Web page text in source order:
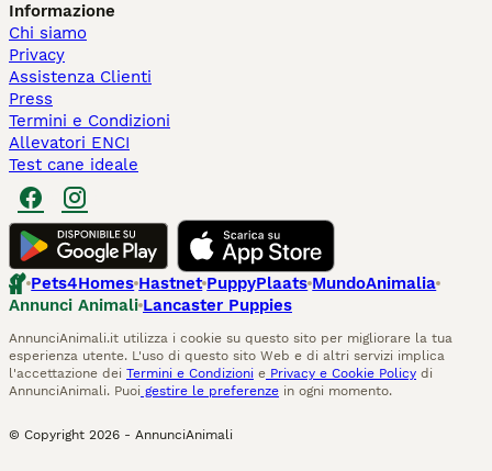
Informazione
Chi siamo
Privacy
Assistenza Clienti
Press
Termini e Condizioni
Allevatori ENCI
Test cane ideale
Pets4Homes Hastnet PuppyPlaats MundoAnimalia
Annunci Animali Lancaster Puppies
AnnunciAnimali.it utilizza i cookie su questo sito per migliorare la tua
esperienza utente. L'uso di questo sito Web e di altri servizi implica
l'accettazione dei Termini e Condizioni e Privacy e Cookie Policy di
AnnunciAnimali. Puoi gestire le preferenze in ogni momento.
© Copyright 2026 - AnnunciAnimali